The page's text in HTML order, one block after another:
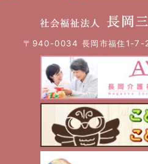
〒940-0034 長岡市福住1-